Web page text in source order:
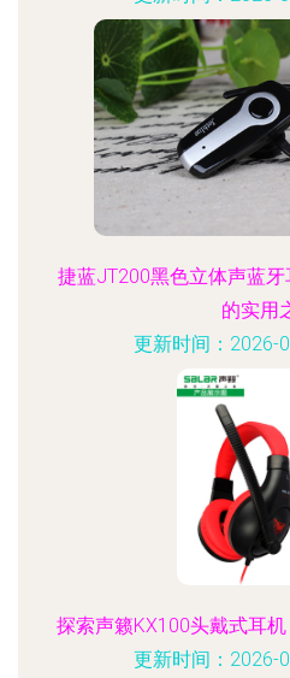
捷蓝JT200黑色立体声蓝
的实用
更新时间：2026-
探索声籁KX100头戴式耳
更新时间：2026-